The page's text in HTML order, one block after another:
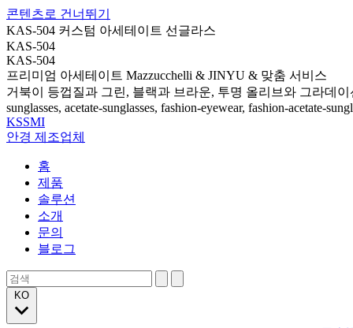
콘텐츠로 건너뛰기
KAS-504 커스텀 아세테이트 선글라스
KAS-504
KAS-504
프리미엄 아세테이트 Mazzucchelli & JINYU & 맞춤 서비스
거북이 등껍질과 그린, 블랙과 브라운, 투명 올리브와 그라데
sunglasses, acetate-sunglasses, fashion-eyewear, fashion-acetate-
KSSMI
안경 제조업체
홈
제품
솔루션
소개
문의
블로그